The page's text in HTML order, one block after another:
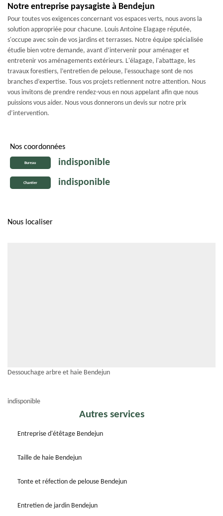
Notre entreprise paysagiste à Bendejun
Pour toutes vos exigences concernant vos espaces verts, nous avons la
solution appropriée pour chacune. Louis Antoine Elagage réputée,
s'occupe avec soin de vos jardins et terrasses. Notre équipe spécialisée
étudie bien votre demande, avant d’intervenir pour aménager et
entretenir vos aménagements extérieurs. L'élagage, l'abattage, les
travaux forestiers, l’entretien de pelouse, l’essouchage sont de nos
branches d’expertise. Tous vos projets retiennent notre attention. Nous
vous invitons de prendre rendez-vous en nous appelant afin que nous
puissions vous aider. Nous vous donnerons un devis sur notre prix
d’intervention.
Nos coordonnées
Bureau indisponible
Chantier indisponible
Nous localiser
Dessouchage arbre et haie Bendejun
indisponible
Autres services
Entreprise d'étêtage Bendejun
Taille de haie Bendejun
Tonte et réfection de pelouse Bendejun
Entretien de jardin Bendejun